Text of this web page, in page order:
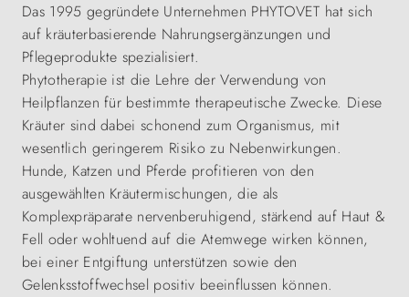
Das 1995 gegründete Unternehmen PHYTOVET hat sich
auf kräuterbasierende Nahrungsergänzungen und
Pflegeprodukte spezialisiert.
Phytotherapie ist die Lehre der Verwendung von
Heilpflanzen für bestimmte therapeutische Zwecke. Diese
Kräuter sind dabei schonend zum Organismus, mit
wesentlich geringerem Risiko zu Nebenwirkungen.
Hunde, Katzen und Pferde profitieren von den
ausgewählten Kräutermischungen, die als
Komplexpräparate nervenberuhigend, stärkend auf Haut &
Fell oder wohltuend auf die Atemwege wirken können,
bei einer Entgiftung unterstützen sowie den
Gelenksstoffwechsel positiv beeinflussen können.